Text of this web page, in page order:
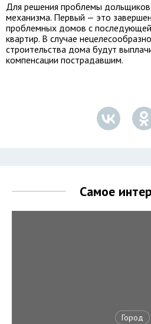
Для решения проблемы
механизма. Первый — это
проблемных домов с
квартир. В случае
строительства дома будут
компенсации пострадавшим.
Самое
Город